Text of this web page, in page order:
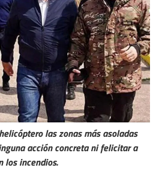
las zonas más asoladas
acción concreta ni felicitar a
los incendios.